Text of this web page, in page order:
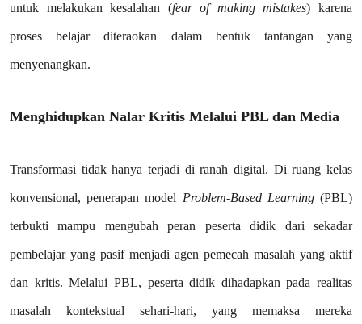
untuk melakukan kesalahan (fear of making mistakes) karena
proses belajar diteraokan dalam bentuk tantangan yang
menyenangkan.
Menghidupkan Nalar Kritis Melalui PBL dan Media
Transformasi tidak hanya terjadi di ranah digital. Di ruang kelas
konvensional, penerapan model Problem-Based Learning(PBL)
terbukti mampu mengubah peran peserta didik dari sekadar
pembelajar yang pasif menjadi agen pemecah masalah yang aktif
dan kritis. Melalui PBL, peserta didik dihadapkan pada realitas
masalah kontekstual sehari-hari, yang memaksa mereka